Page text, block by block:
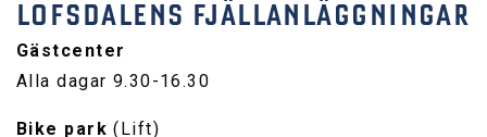
LOFSDALENS FJÄLLANLÄGGNINGAR
Gästcenter
Alla dagar 9.30-16.30
Bike park (Lift)